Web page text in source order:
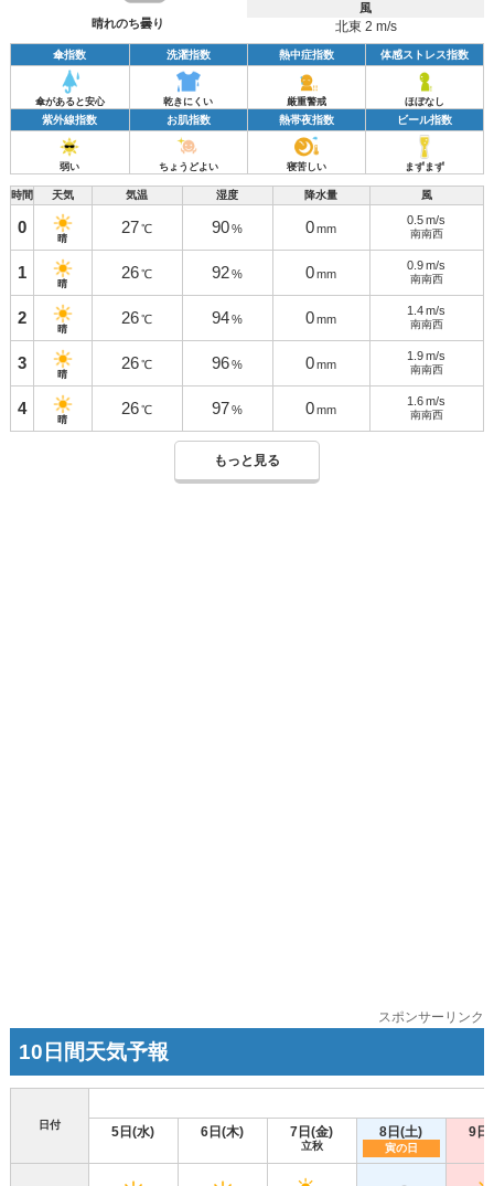
晴れのち曇り
風
北東 2 m/s
傘指数 洗濯指数 熱中症指数 体感ストレス指数
傘があると安心 乾きにくい 厳重警戒 ほぼなし
紫外線指数 お肌指数 熱帯夜指数 ビール指数
弱い ちょうどよい 寝苦しい まずまず
時間 天気 気温 湿度 降水量 風
0
晴
27 ℃ 90 % 0 mm
0.5 m/s
南南西
1
晴
26 ℃ 92 % 0 mm
0.9 m/s
南南西
2
晴
26 ℃ 94 % 0 mm
1.4 m/s
南南西
3
晴
26 ℃ 96 % 0 mm
1.9 m/s
南南西
4
晴
26 ℃ 97 % 0 mm
1.6 m/s
南南西
もっと見る
スポンサーリンク
10日間天気予報
日付 5日(水) 6日(木) 7日(金)
立秋
8日(土)
寅の日
9日